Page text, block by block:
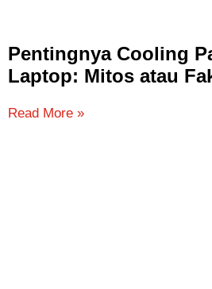
Pentingnya Cooling
Laptop: Mitos atau
Read More »